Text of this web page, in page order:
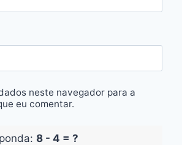
neste navegador para a
eu comentar.
8 - 4 = ?